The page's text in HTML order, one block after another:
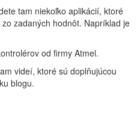
tam niekoľko aplikácií, ktoré
zadaných hodnôt. Napríklad je
od firmy Atmel.
videí, ktoré sú doplňujúcou
blogu.